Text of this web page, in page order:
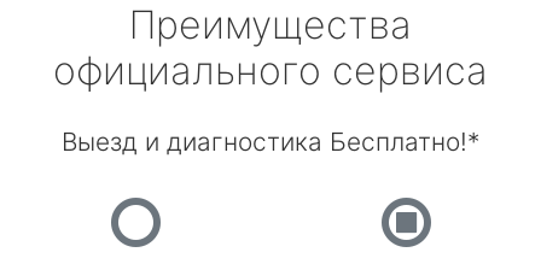
Преимущества
официального сервиса
Выезд и диагностика Бесплатно!*